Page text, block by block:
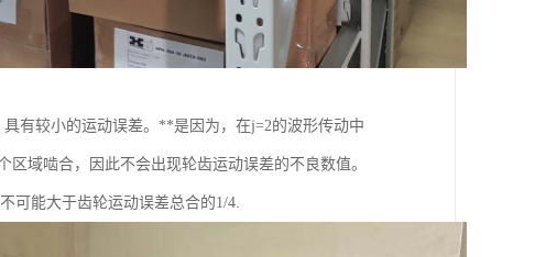
有较小的运动误差。**是因为，在j=2的波形传动中
域啮合，因此不会出现轮齿运动误差的不良数值。
可能大于齿轮运动误差总合的1/4.